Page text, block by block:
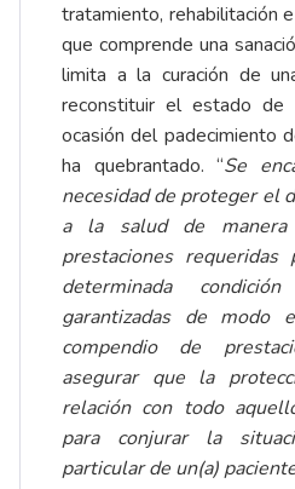
tratamiento, rehabilitación
que comprende una
limita a la curación de
reconstituir el estado de
ocasión del padecimiento
ha quebrantado. “Se
necesidad de proteger el
a la salud de
prestaciones
determinada
garantizadas de modo
compendio de
asegurar que la
relación con todo
para conjurar la
particular de un(a)